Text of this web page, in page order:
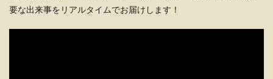
要な出来事をリアルタイムでお届けします！